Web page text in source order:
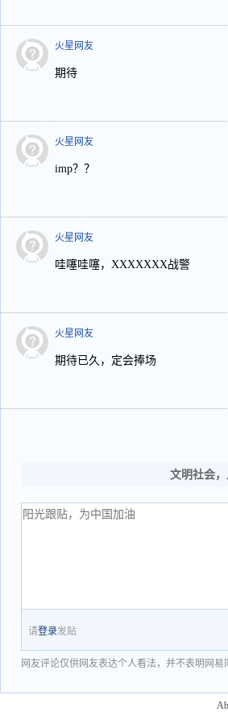
火星网友
期待
火星网友
imp？？
火星网友
哇噻哇噻，XXXXXXX战警
火星网友
期待已久，定会捧场
文明社会
请登录发贴
网友评论仅供网友表达个人看法，并不表明网